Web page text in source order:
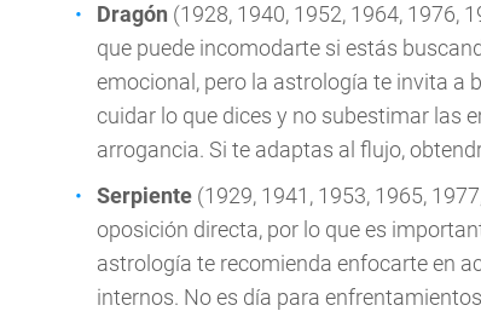
Dragón (1928, 1940, 1952, 1964, 1976,
que puede incomodarte si estás
emocional, pero la astrología te invita a
cuidar lo que dices y no subestimar las
arrogancia. Si te adaptas al flujo,
Serpiente (1929, 1941, 1953, 1965,
oposición directa, por lo que es
astrología te recomienda enfocarte en
internos. No es día para